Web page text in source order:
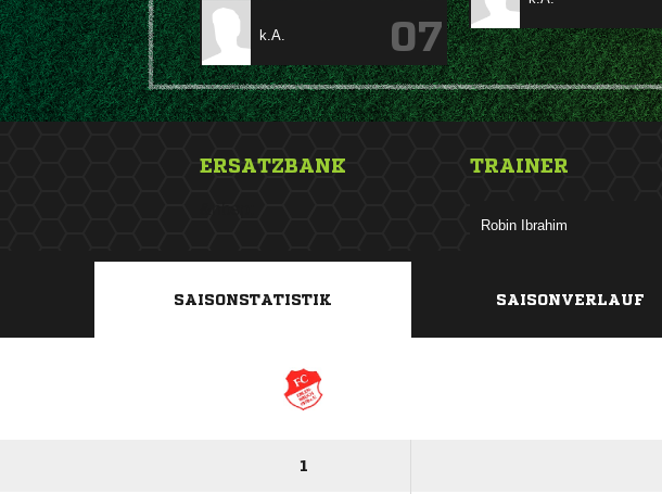
k.A. 07
ERSATZBANK TRAINER
 
SAISONSTATISTIK SAISONVERLAUF
1